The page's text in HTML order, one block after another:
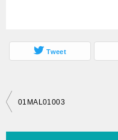
Tweet
投
01MAL01003